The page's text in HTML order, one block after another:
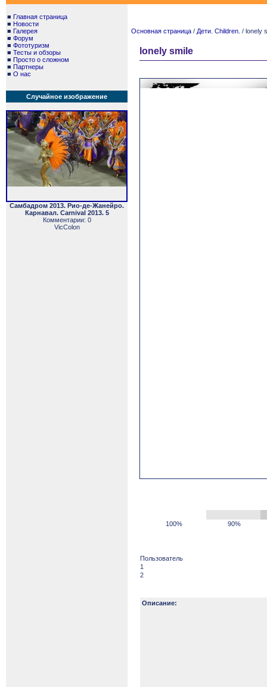
■ Главная страница
■ Новости
■ Галерея
■ Форум
■ Фототуризм
■ Тесты и обзоры
■ Просто о сложном
■ Партнеры
■ О нас
Случайное изображение
Самбадром 2013. Рио-де-Жанейро.
Карнавал. Carnival 2013. 5
Комментарии: 0
VicColon
Основная страница / Дети. Children. / lonely
lonely smile
100% 90%
Пользователь
1
2
Описание: